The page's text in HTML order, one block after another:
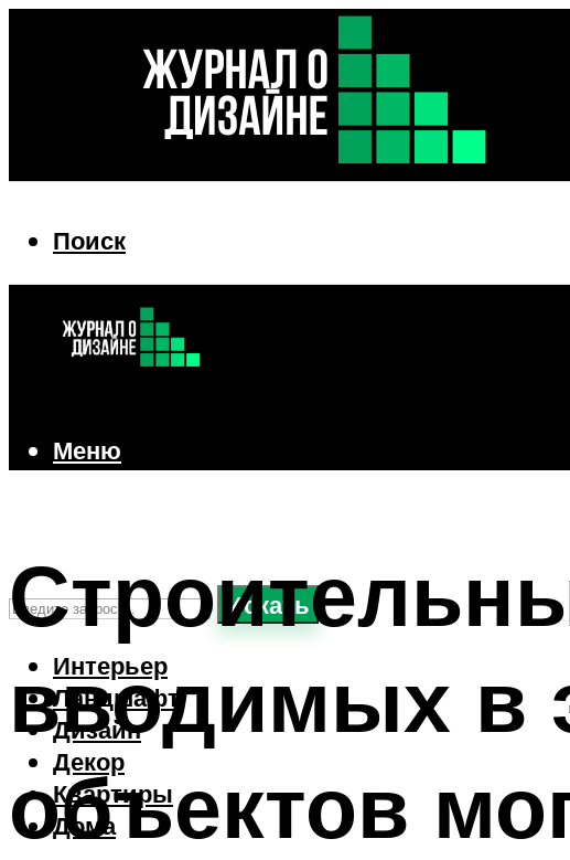
Поиск
Поиск
Искать
Интерьер
Ландшафт
Дизайн
Декор
Квартиры
Дома
Меню
вводимых в
объектов